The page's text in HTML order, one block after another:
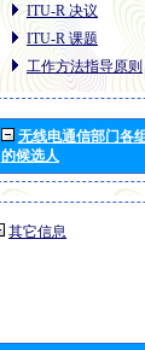
ITU-R 决议
ITU-R 课题
工作方法指导原则
无线电通信部门各
的候选人
其它信息